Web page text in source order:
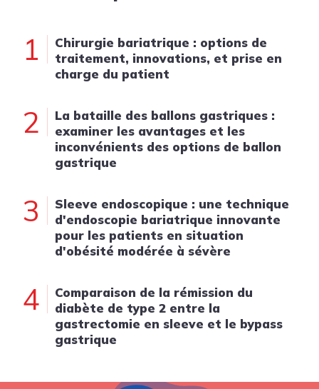
1
Chirurgie bariatrique : options de
traitement, innovations, et prise en
charge du patient
2
La bataille des ballons gastriques :
examiner les avantages et les
inconvénients des options de ballon
gastrique
3
Sleeve endoscopique : une technique
d'endoscopie bariatrique innovante
pour les patients en situation
d'obésité modérée à sévère
4
Comparaison de la rémission du
diabète de type 2 entre la
gastrectomie en sleeve et le bypass
gastrique